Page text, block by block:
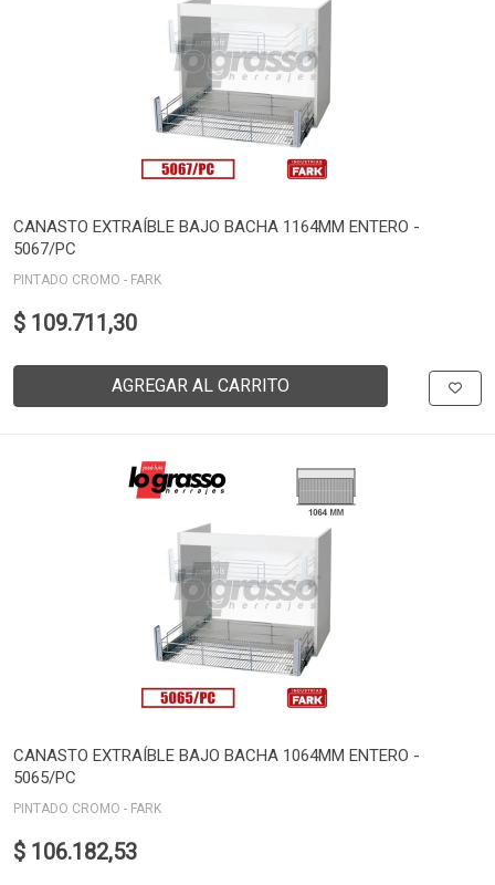
CANASTO EXTRAÍBLE BAJO BACHA 1164MM ENTERO -
5067/PC
PINTADO CROMO - FARK
$ 109.711,30
AGREGAR AL CARRITO
CANASTO EXTRAÍBLE BAJO BACHA 1064MM ENTERO -
5065/PC
PINTADO CROMO - FARK
$ 106.182,53